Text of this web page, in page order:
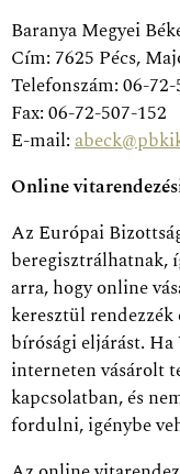
Baranya Megyei
Cím: 7625 Pécs,
Telefonszám: 06-
Fax: 06-72-507-152
E-mail:
Online
Az Európai
beregisztrálhatnak,
arra, hogy online
keresztül
bírósági eljárást. Ha
interneten vásárolt
kapcsolatban, és
fordulni, igénybe